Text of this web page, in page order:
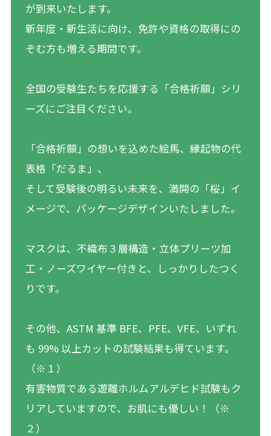
が到来いたします。
新年度・新生活に向け、免許や資格の取得にの
ぞむ方も増える期間です。
全国の受験生たちを応援する「合格祈願」シリ
ーズにご注目ください。
「合格祈願」の想いを込めた絵馬、縁起物の代
表格「だるま」、
そして受験後の明るい未来を、満開の「桜」イ
メージで、パッケージデザインいたしました。
マスクは、不織布３層構造・立体プリーツ加
工・ノーズワイヤー付きと、しっかりしたつく
りです。
その他、ASTM 基準 BFE、PFE、VFE、いずれ
も 99% 以上カットの試験結果も得ています。
（※１）
有害物質である遊離ホルムアルデヒド試験もク
リアしていますので、お肌にも優しい！（※
２）